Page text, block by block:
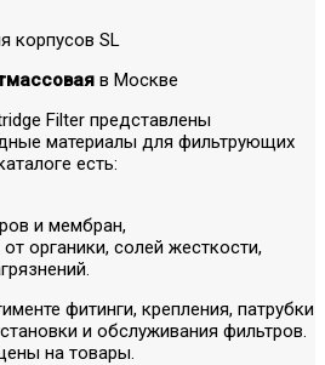
корпусов SL
в Москве
Filter представлены
материалы для фильтрующих
есть:
и мембран,
органики, солей жесткости,
фитинги, крепления, патрубки
и обслуживания фильтров.
на товары.